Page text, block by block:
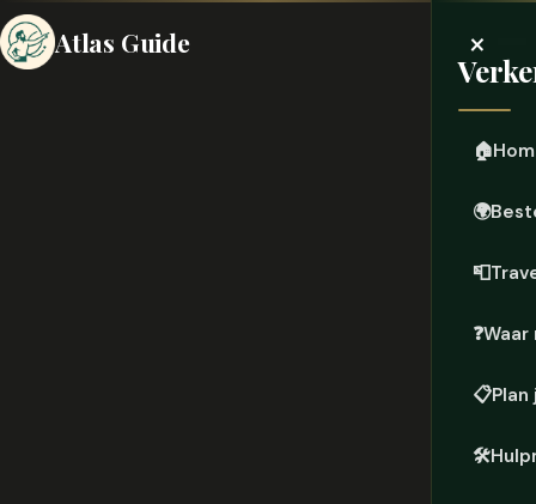
Atlas Guide ×
🏠
🌍
📮
❓
📋
🛠️